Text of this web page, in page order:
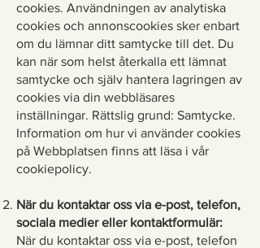
cookies. Användningen av analytiska
cookies och annonscookies sker enbart
om du lämnar ditt samtycke till det. Du
kan när som helst återkalla ett lämnat
samtycke och själv hantera lagringen av
cookies via din webbläsares
inställningar. Rättslig grund: Samtycke.
Information om hur vi använder cookies
på Webbplatsen finns att läsa i vår
cookiepolicy.
När du kontaktar oss via e-post, telefon,
sociala medier eller kontaktformulär:
När du kontaktar oss via e-post, telefon